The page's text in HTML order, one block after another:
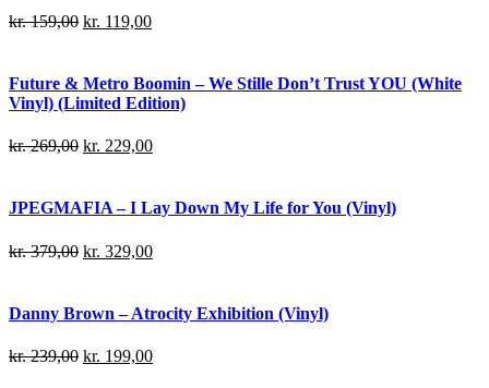
kr.159,00 kr. 119,00
Future & Metro Boomin – We Stille Don’t Trust YOU (White
Vinyl) (Limited Edition)
kr.269,00 kr. 229,00
JPEGMAFIA – I Lay Down My Life for You (Vinyl)
kr.379,00 kr. 329,00
Danny Brown – Atrocity Exhibition (Vinyl)
kr.239,00 kr. 199,00